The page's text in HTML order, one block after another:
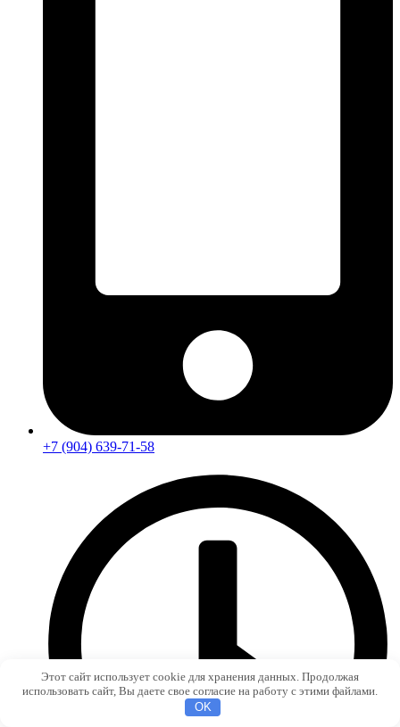
+7 (904) 639-71-58
Этот сайт использует cookie для хранения данных. Продолжая
использовать сайт, Вы даете свое согласие на работу с этими файлами.
OK